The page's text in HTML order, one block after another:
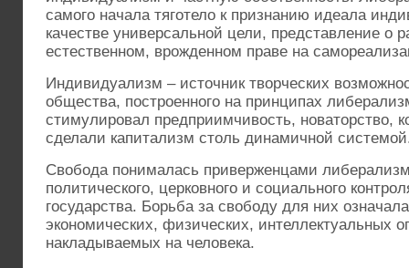
самого начала тяготело к признанию идеала
качестве универсальной цели, представление о
естественном, врожденном праве на
Индивидуализм – источник творческих
общества, построенного на принципах
стимулировал предприимчивость, новаторство,
сделали капитализм столь динамичной
Свобода понималась приверженцами
политического, церковного и социального
государства. Борьба за свободу для них
экономических, физических, интеллектуальных
накладываемых на человека.